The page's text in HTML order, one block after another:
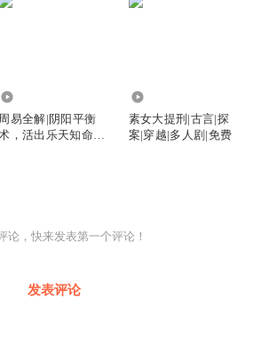
周易全解|阴阳平衡
，活出乐天知命的
素女大提刑|古言|探
案|穿越|多人剧|免费
论，快来发表第一个评论！
发表评论